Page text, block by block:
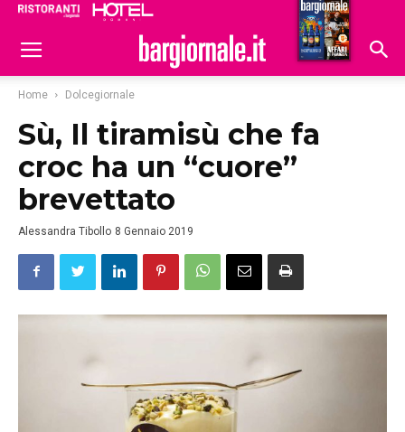
Hoteldomani
Home Dolcegiornale
Sù, Il tiramisù che fa
croc ha un “cuore”
brevettato
Alessandra Tibollo 8 Gennaio 2019